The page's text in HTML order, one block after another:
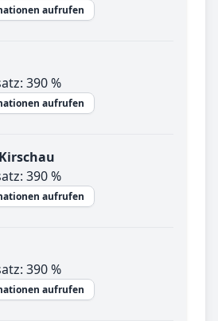
aufrufen
390 %
aufrufen
390 %
aufrufen
390 %
aufrufen